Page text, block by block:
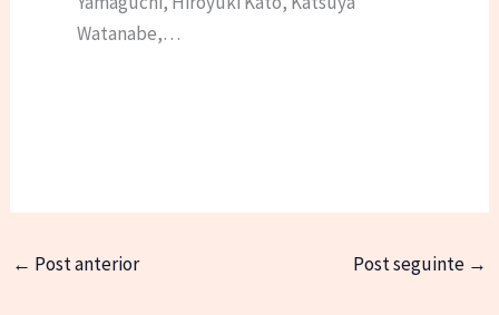
Watanabe,…
← Post anterior Post seguinte →